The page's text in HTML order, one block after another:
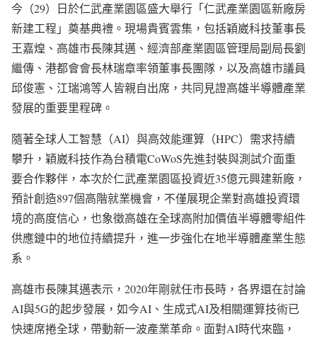
今（29）日於仁武產業園區盛大舉行「仁武產業園區新廠房
新建工程」奠基典禮。現場貴賓雲集，包括穎崴科技董事長
王嘉煌、高雄市長陳其邁、經濟部產業園區管理局副局長劉
繼傳、港都會會長林瑞章率領董事長團隊，以及高雄市議員
邱俊憲、江瑞鴻等人皆親自出席，共同見證高雄半導體產業
發展的重要里程碑。
隨著全球人工智慧（AI）與高效能運算（HPC）需求持續
攀升，穎崴科技作為台積電CoWoS先進封裝與測試介面重
要合作夥伴，本次於仁武產業園區投資近35億元興建新廠，
預計創造897個高階就業機會，不僅展現企業對高雄投資環
境的高度信心，也象徵高雄在全球高附加價值半導體零組件
供應鏈中的地位持續提升，進一步強化在地半導體產業生態
系。
高雄市長陳其邁表示，2020年剛就任市長時，各界還在討論
AI與5G的起步發展，如今AI、生成式AI及相關運算技術已
快速席捲全球，帶動新一波產業革命。面對AI時代來臨，